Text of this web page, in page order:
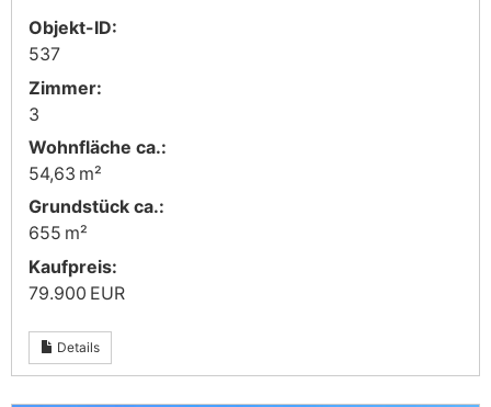
Objekt-ID:
537
Zimmer:
3
Wohnfläche ca.:
54,63 m²
Grund­stück ca.:
655 m²
Kaufpreis:
79.900 EUR
Details